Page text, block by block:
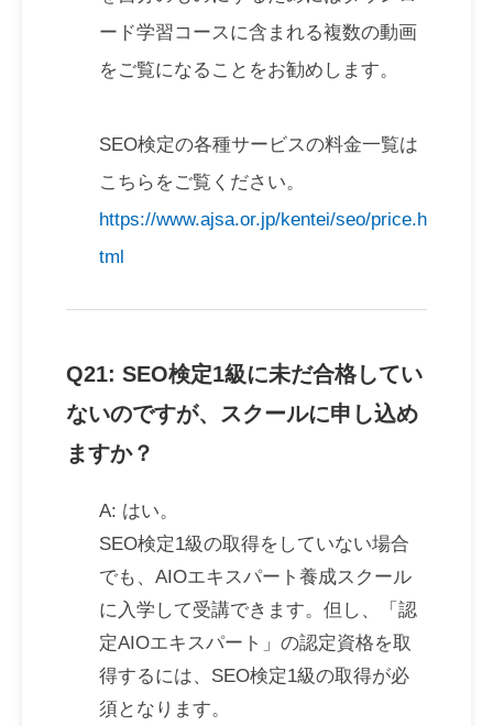
ード学習コースに含まれる複数の動画
をご覧になることをお勧めします。
SEO検定の各種サービスの料金一覧は
こちらをご覧ください。
https://www.ajsa.or.jp/kentei/seo/price.h
tml
Q21: SEO検定1級に未だ合格してい
ないのですが、スクールに申し込め
ますか？
A: はい。
SEO検定1級の取得をしていない場合
でも、AIOエキスパート養成スクール
に入学して受講できます。但し、「認
定AIOエキスパート」の認定資格を取
得するには、SEO検定1級の取得が必
須となります。